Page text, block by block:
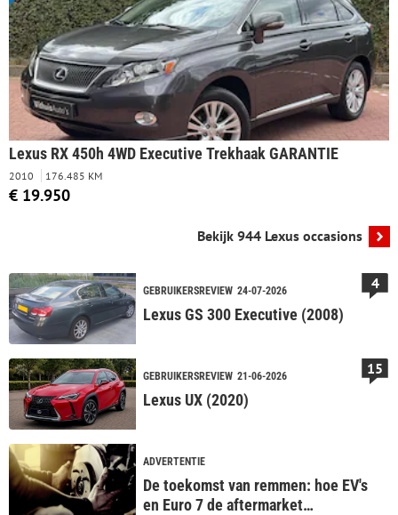
Lexus RX 450h 4WD Executive Trekhaak GARANTIE
2010 176.485 KM
€ 19.950
Bekijk 944 Lexus occasions
GEBRUIKERSREVIEW 24-07-2026
Lexus GS 300 Executive (2008)
4
GEBRUIKERSREVIEW 21-06-2026
Lexus UX (2020)
15
ADVERTENTIE
De toekomst van remmen: hoe EV's
en Euro 7 de aftermarket